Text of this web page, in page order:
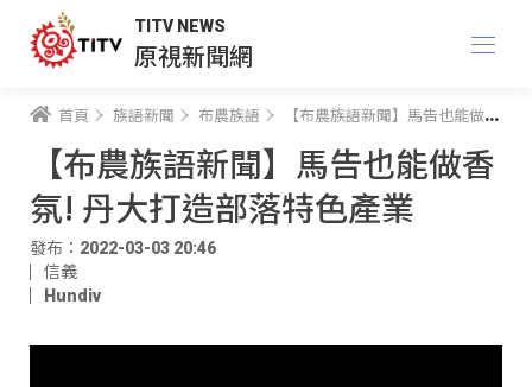
TITV NEWS
原視新聞網
首頁 族語新聞 布農族語 【布農族語新聞】馬告也能做香氛! 丹大打造部落特色產業
【布農族語新聞】馬告也能做香
氛! 丹大打造部落特色產業
發布：2022-03-03 20:46
信義
Hundiv